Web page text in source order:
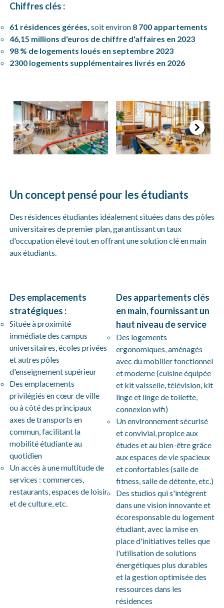
Chiffres clés :
61 résidences gérées, soit environ8 700 appartements
46,15 millions d'euros de chiffre d'affaires en 2023
98 % de logements loués en septembre 2023
2300 logements supplémentaires livrés en 2026
2
Un concept pensé pour les étudiants
Des résidences étudiantes idéalement situées dans des pôles
universitaires de premier plan, garantissant un taux
d'occupation élevé tout en offrant une solution clé en main
aux étudiants.
Des emplacements
stratégiques :
Située à proximité
immédiate des campus
universitaires, écoles privées
et autres pôles
d'enseignement supérieur
Des emplacements
privilégiés en cœur de ville
ou à côté des principaux
axes de transports en
commun, facilitant la
mobilité étudiante au
quotidien
Un accès à une multitude de
services : commerces,
restaurants, espaces de loisir
et de culture, etc.
Des appartements clés
en main, fournissant un
haut niveau de service
Des logements
ergonomiques, aménagés
avec du mobilier fonctionnel
et moderne (cuisine équipée
et kit vaisselle, télévision, kit
linge et linge de toilette,
connexion wifi)
Un environnement sécurisé
et convivial, propice aux
études et au bien-être grâce
aux espaces de vie spacieux
et confortables (salle de
fitness, salle de détente, etc.)
Des studios qui s'intègrent
dans une vision innovante et
écoresponsable du logement
étudiant, avec la mise en
place d'initiatives telles que
l'utilisation de solutions
énergétiques plus durables
et la gestion optimisée des
ressources dans les
résidences